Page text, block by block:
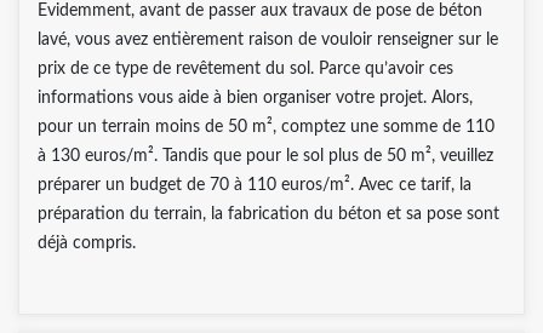
Evidemment, avant de passer aux travaux de pose de béton
lavé, vous avez entièrement raison de vouloir renseigner sur le
prix de ce type de revêtement du sol. Parce qu’avoir ces
informations vous aide à bien organiser votre projet. Alors,
pour un terrain moins de 50 m², comptez une somme de 110
à 130 euros/m². Tandis que pour le sol plus de 50 m², veuillez
préparer un budget de 70 à 110 euros/m². Avec ce tarif, la
préparation du terrain, la fabrication du béton et sa pose sont
déjà compris.